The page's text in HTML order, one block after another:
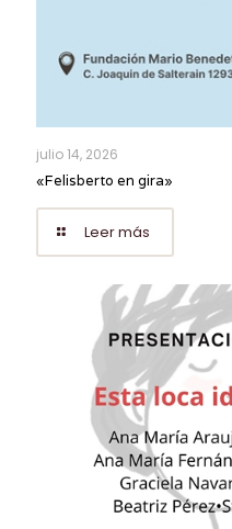
julio 14, 2026
«Felisberto en gira»
Leer más